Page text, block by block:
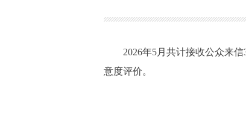
2026年5月共计接收公众来
意度评价。